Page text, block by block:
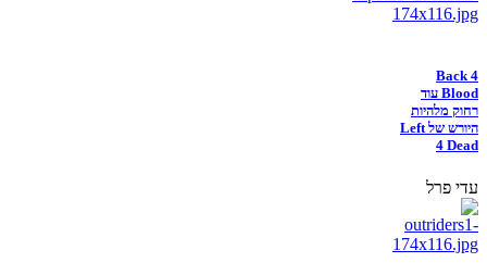
Back 4
Blood עוד
רחוק מלהיות
היורש של Left
4 Dead
עדי פרל